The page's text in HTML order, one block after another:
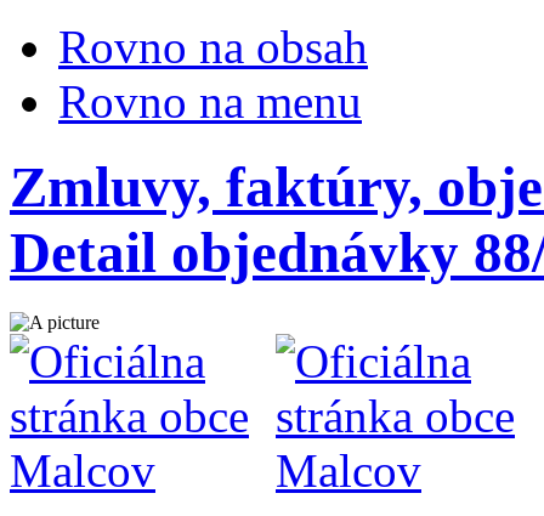
Rovno na obsah
Rovno na menu
Zmluvy, faktúry,
Detail objednávky